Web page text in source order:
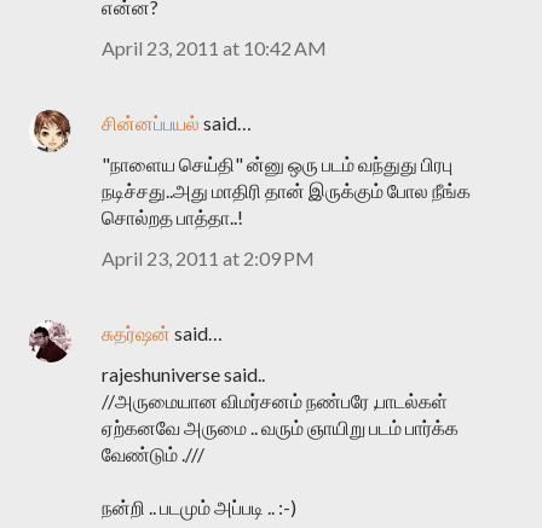
என்ன?
April 23, 2011 at 10:42 AM
சின்னப்பயல் said…
"நாளைய செய்தி" ன்னு ஒரு படம் வந்துது பிரபு
நடிச்சது..அது மாதிரி தான் இருக்கும் போல நீங்க
சொல்றத பாத்தா..!
April 23, 2011 at 2:09 PM
சுதர்ஷன் said…
rajeshuniverse said..
//அருமையான விமர்சனம் நண்பரே ,பாடல்கள்
ஏற்கனவே அருமை .. வரும் ஞாயிறு படம் பார்க்க
வேண்டும் .///
நன்றி .. படமும் அப்படி .. :-)